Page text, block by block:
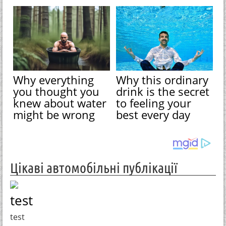
Why everything
you thought you
knew about water
might be wrong
Why this ordinary
drink is the secret
to feeling your
best every day
Цікаві автомобільні публікації
test
test